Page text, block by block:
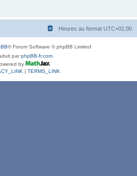
c
Heures au format UTC+01:00
® Forum Software © phpBB Limited
parphpBB-fr.com
by
| TERMS_LINK